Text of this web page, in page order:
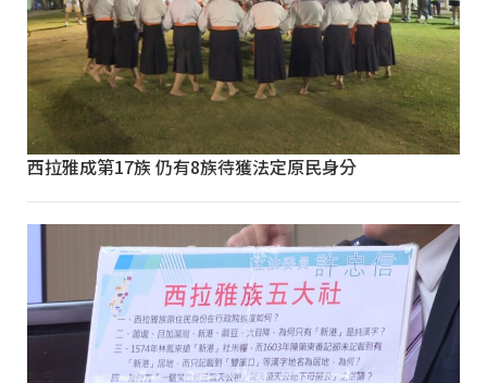
西拉雅成第17族 仍有8族待獲法定原民身分